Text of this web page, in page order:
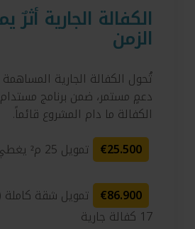
الكفالة الجارية أثرٌ
الزمن
تُحول الكفالة الجارية
دعمٍ مستمر، ضمن برنامج
الكفالة ما دام المشروع قائماً.
€25.500 تمويل 25 م² يغطي 5 كفالات جارية
€86.900
17 كفالة جارية